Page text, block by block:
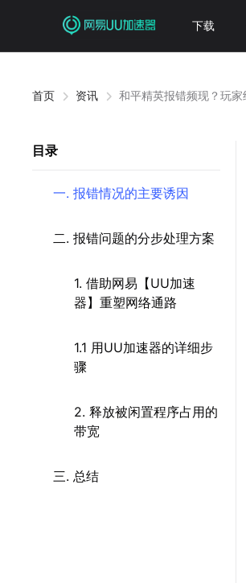
下载
首页 资讯 和平精英报错频现？玩家
目录
一. 报错情况的主要诱因
二. 报错问题的分步处理方案
1. 借助网易【UU加速
器】重塑网络通路
1.1 用UU加速器的详细步
骤
2. 释放被闲置程序占用的
带宽
三. 总结